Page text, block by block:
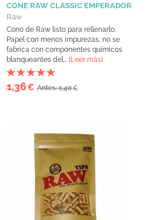
CONE RAW CLASSIC EMPERADOR
Raw
Cono de Raw listo para rellenarlo.
Papel con menos impurezas, no se
fabrica con componentes químicos
blanqueantes del... [Leer más]
1,36€ Antes: 1,40€